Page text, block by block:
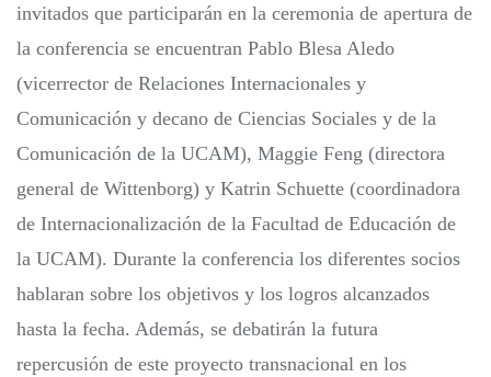
invitados que participarán en la ceremonia de apertura de
la conferencia se encuentran Pablo Blesa Aledo
(vicerrector de Relaciones Internacionales y
Comunicación y decano de Ciencias Sociales y de la
Comunicación de la UCAM), Maggie Feng (directora
general de Wittenborg) y Katrin Schuette (coordinadora
de Internacionalización de la Facultad de Educación de
la UCAM). Durante la conferencia los diferentes socios
hablaran sobre los objetivos y los logros alcanzados
hasta la fecha. Además, se debatirán la futura
repercusión de este proyecto transnacional en los